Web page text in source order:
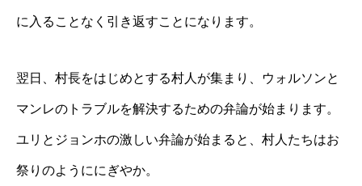
に入ることなく引き返すことになります。
翌日、村長をはじめとする村人が集まり、ウォルソンと
マンレのトラブルを解決するための弁論が始まります。
ユリとジョンホの激しい弁論が始まると、村人たちはお
祭りのようににぎやか。